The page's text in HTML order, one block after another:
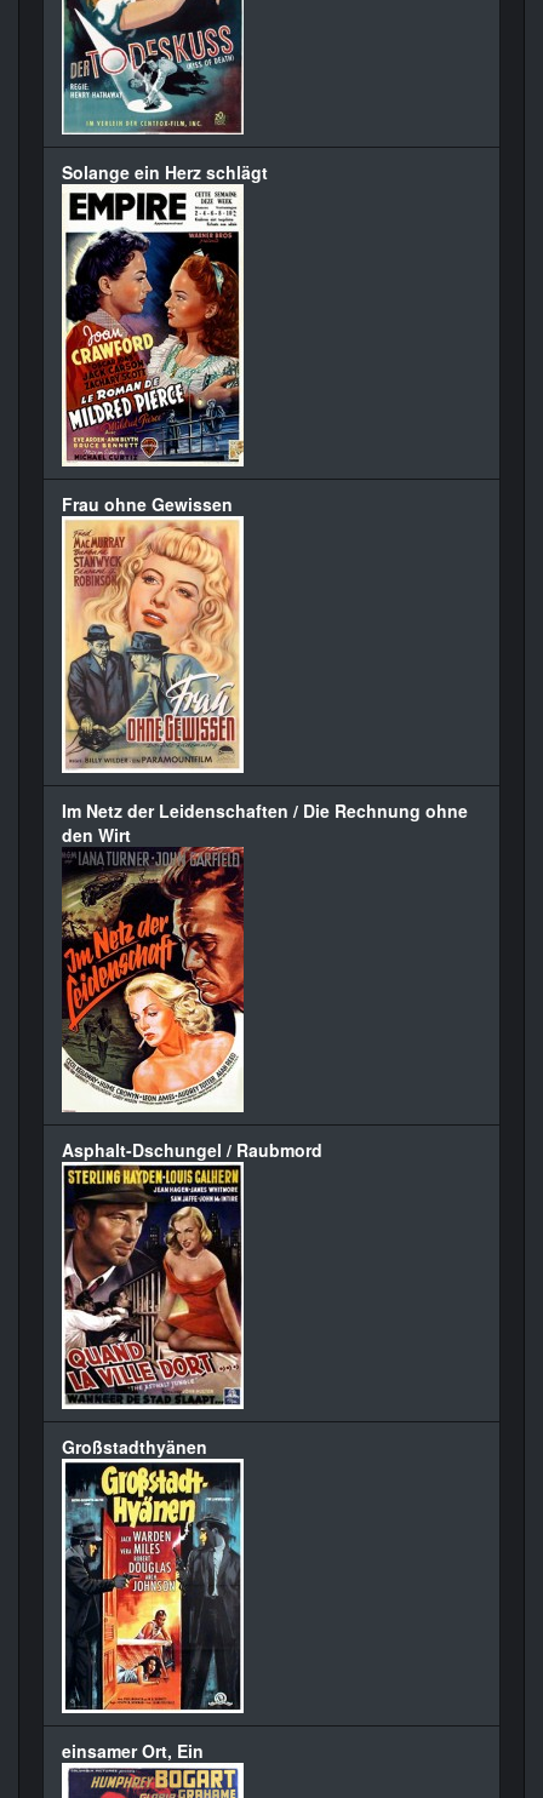
Solange ein Herz schlägt
Frau ohne Gewissen
Im Netz der Leidenschaften / Die Rechnung ohne
den Wirt
Asphalt-Dschungel / Raubmord
Großstadthyänen
einsamer Ort, Ein